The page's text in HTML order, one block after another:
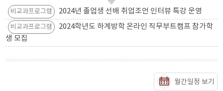
비교과프로그램 2024년 졸업생 선배 취업조언 인터뷰 특강 운영
비교과프로그램
2024학년도 하계방학 온라인 직무부트캠프 참가학
생 모집
월간일정 보기